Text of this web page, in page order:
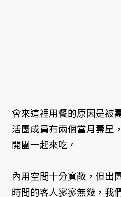
會來這裡用餐的原因是被
活團成員有兩個當月壽星
開團一起來吃。
內用空間十分寬敞，但出
時間的客人寥寥無幾，我